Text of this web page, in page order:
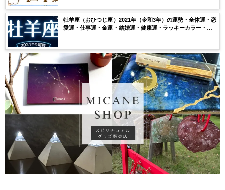
牡羊座（おひつじ座）2021年（令和3年）の運勢・全体運・恋
愛運・仕事運・金運・結婚運・健康運・ラッキーカラー・ラ